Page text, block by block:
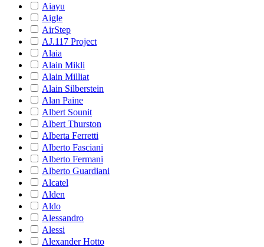
Aiayu
Aigle
AirStep
AJ.117 Project
Alaia
Alain Mikli
Alain Milliat
Alain Silberstein
Alan Paine
Albert Sounit
Albert Thurston
Alberta Ferretti
Alberto Fasciani
Alberto Fermani
Alberto Guardiani
Alcatel
Alden
Aldo
Alessandro
Alessi
Alexander Hotto